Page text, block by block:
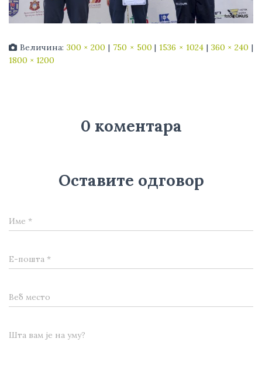
Величина: 300 × 200 | 750 × 500 | 1536 × 1024 | 360 × 240 |
1800 × 1200
0 коментара
Оставите одговор
Име *
Е-пошта *
Веб место
Шта вам је на уму?